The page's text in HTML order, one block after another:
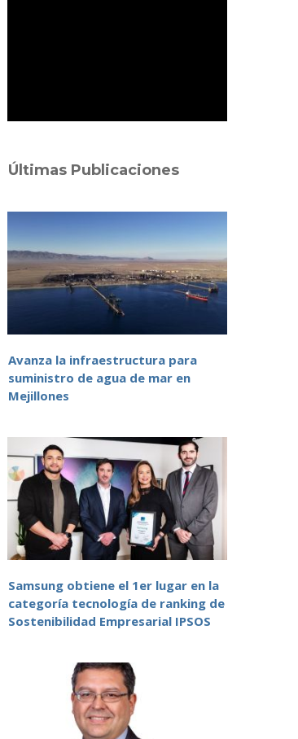
Últimas Publicaciones
Avanza la infraestructura para
suministro de agua de mar en
Mejillones
Samsung obtiene el 1er lugar en la
categoría tecnología de ranking de
Sostenibilidad Empresarial IPSOS